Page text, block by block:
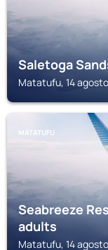
Saletoga
Matatufu, 14
MATATUFU
Seabreeze
adults
Matatufu, 14